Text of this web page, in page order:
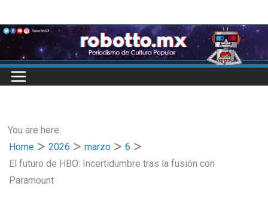
to
content
You are here:
Home
2026 marzo
6
El futuro de HBO: Incertidumbre tras la fusión con
Paramount